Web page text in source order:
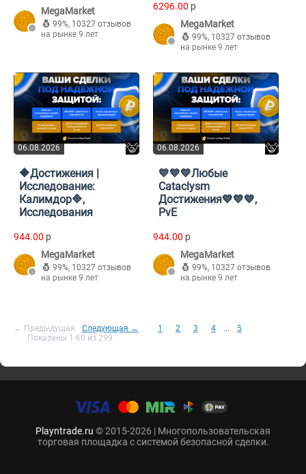
MegaMarket
99%, 10327 отзывов
на рынке 9 лет
6296.00 p
MegaMarket
99%, 10327 отзывов
на рынке 9 лет
06.08.2026
🔶Достижения |
Исследование:
Калимдор🔷,
Исследования
944.00 p
MegaMarket
99%, 10327 отзывов
на рынке 9 лет
06.08.2026
💙💙💙Любые
Cataclysm
Достижения💙💙💙,
PvE
944.00 p
MegaMarket
99%, 10327 отзывов
на рынке 9 лет
← Предыдущая Следующая → 1 2 3 4 ...
5
Показаны 1-60 из 299
Playntrade.ru © 2015-2026 | Многопользовательская
торговая площадка с системой безопасной сделки.